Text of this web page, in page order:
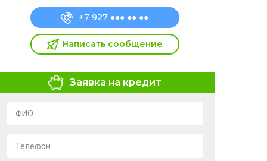
+7 927 ●●● ●● ●●
Написать сообщение
Заявка на кредит
ФИО
Телефон